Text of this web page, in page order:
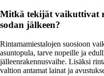
Mitkä tekijät vaikuttivat
sodan jälkeen?
Rintamamiestalojen suosioon
asuntopula, tarve nopeille ja
jälleenrakennusvaihe. Lisäksi
valtion antamat lainat ja